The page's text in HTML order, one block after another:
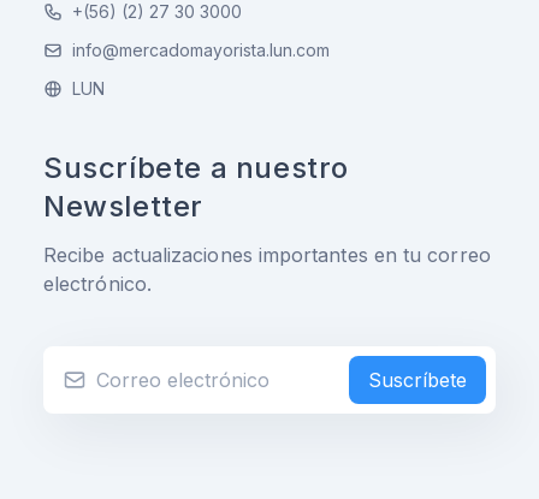
+(56) (2) 27 30 3000
info@mercadomayorista.lun.com
LUN
Suscríbete a nuestro
Newsletter
Recibe actualizaciones importantes en tu correo
electrónico.
Suscríbete